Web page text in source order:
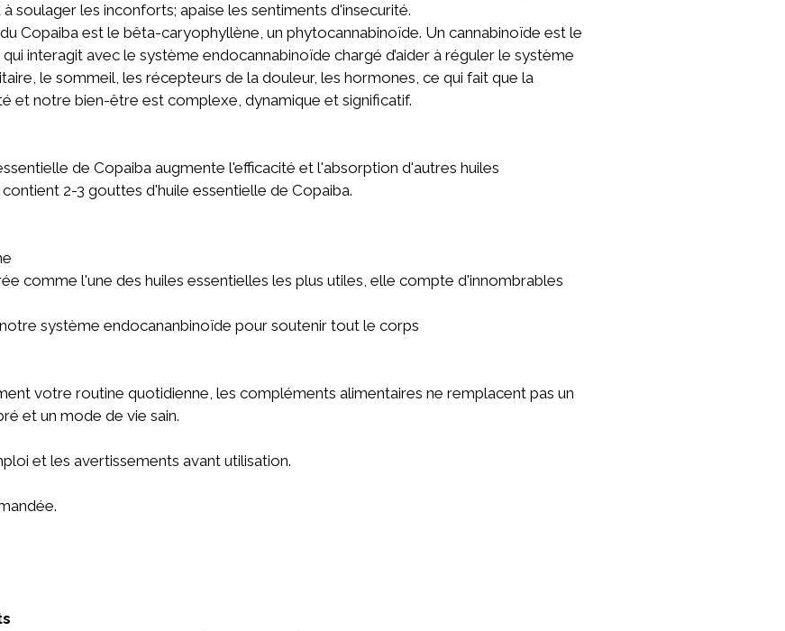
soulager les inconforts; apaise les sentiments d'insecurité.
Copaiba est le bêta-caryophyllène, un phytocannabinoïde. Un cannabinoïde est le
interagit avec le système endocannabinoïde chargé d’aider à réguler le système
le sommeil, les récepteurs de la douleur, les hormones, ce qui fait que la
et notre bien-être est complexe, dynamique et significatif.
de Copaiba augmente l'efficacité et l'absorption d'autres huiles
2-3 gouttes d'huile essentielle de Copaiba.
comme l'une des huiles essentielles les plus utiles, elle compte d'innombrables
système endocananbinoïde pour soutenir tout le corps
votre routine quotidienne, les compléments alimentaires ne remplacent pas un
et un mode de vie sain.
et les avertissements avant utilisation.